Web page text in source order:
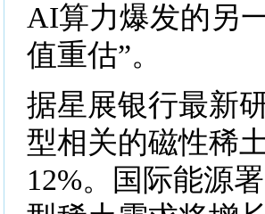
AI算力爆发的另
值重估”。
据星展银行最新
型相关的磁性稀
12%。国际能源